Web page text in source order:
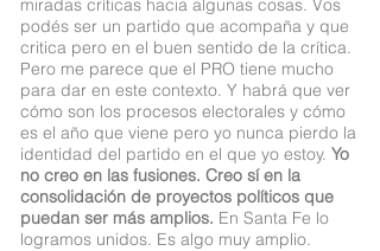
miradas críticas hacia algunas cosas. Vos
podés ser un partido que acompaña y que
critica pero en el buen sentido de la crítica.
Pero me parece que el PRO tiene mucho
para dar en este contexto. Y habrá que ver
cómo son los procesos electorales y cómo
es el año que viene pero yo nunca pierdo la
identidad del partido en el que yo estoy. Yo
no creo en las fusiones. Creo sí en la
consolidación de proyectos políticos que
puedan ser más amplios. En Santa Fe lo
logramos unidos. Es algo muy amplio.